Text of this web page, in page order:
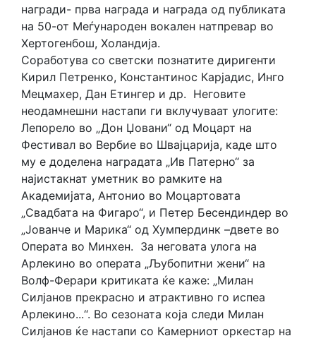
награди- прва награда и награда од публиката
на 50-от Меѓународен вокален натпревар во
Хертогенбош, Холандија.
Соработува со светски познатите диригенти
Кирил Петренко, Константинос Карјадис, Инго
Мецмахер, Дан Етингер и др. Неговите
неодамнешни настапи ги вклучуваат улогите:
Лепорело во „Дон Џовани“ од Моцарт на
Фестивал во Вербие во Швајцарија, каде што
му е доделена наградата „Ив Патерно“ за
најистакнат уметник во рамките на
Академијата, Антонио во Моцартовата
„Свадбата на Фигаро“, и Петер Бесендиндер во
„Јованче и Марика“ од Хумпердинк –двете во
Операта во Минхен. За неговата улога на
Арлекино во операта „Љубопитни жени“ на
Волф-Ферари критиката ќе каже: „Милан
Силјанов прекрасно и атрактивно го испеа
Арлекино...“. Во сезоната која следи Милан
Силјанов ќе настапи со Камерниот оркестар на